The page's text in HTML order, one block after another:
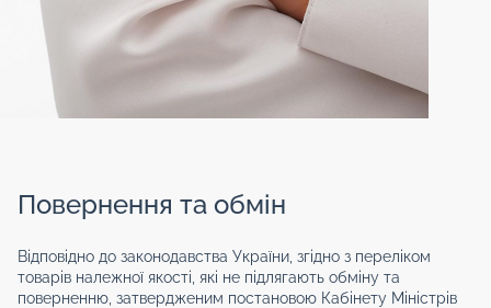
Повернення та обмін
Відповідно до законодавства України, згідно з переліком
товарів належної якості, які не підлягають обміну та
поверненню, затвердженим постановою Кабінету Міністрів